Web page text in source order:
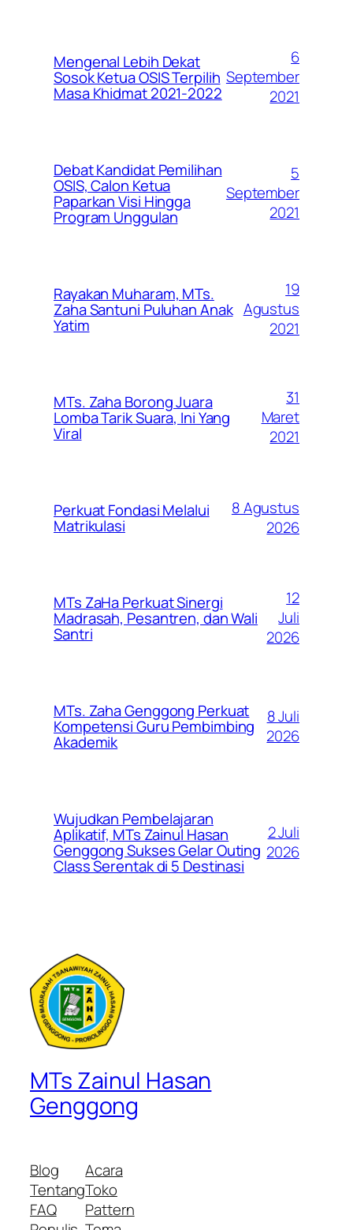
Mengenal Lebih Dekat
Sosok Ketua OSIS Terpilih
Masa Khidmat 2021-2022
6
September
2021
Debat Kandidat Pemilihan
OSIS, Calon Ketua
Paparkan Visi Hingga
Program Unggulan
5
September
2021
Rayakan Muharam, MTs.
Zaha Santuni Puluhan Anak
Yatim
19
Agustus
2021
MTs. Zaha Borong Juara
Lomba Tarik Suara, Ini Yang
Viral
31
Maret
2021
Perkuat Fondasi Melalui
Matrikulasi
8 Agustus
2026
MTs ZaHa Perkuat Sinergi
Madrasah, Pesantren, dan Wali
Santri
12
Juli
2026
MTs. Zaha Genggong Perkuat
Kompetensi Guru Pembimbing
Akademik
8 Juli
2026
Wujudkan Pembelajaran
Aplikatif, MTs Zainul Hasan
Genggong Sukses Gelar Outing
Class Serentak di 5 Destinasi
2 Juli
2026
MTs Zainul Hasan
Genggong
Blog
Tentang
FAQ
Acara
Toko
Pattern